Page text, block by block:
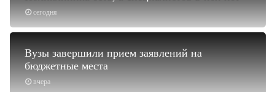
сегодня
вчера
Вузы завершили прием заявлений на
бюджетные места